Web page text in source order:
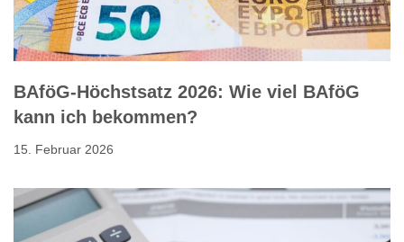
BAföG-Höchstsatz 2026: Wie viel BAföG
kann ich bekommen?
15. Februar 2026